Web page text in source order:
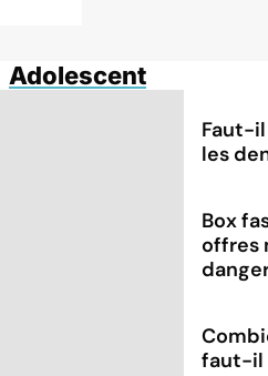
Adolescent
Faut-
les
Box
offres
faut-il